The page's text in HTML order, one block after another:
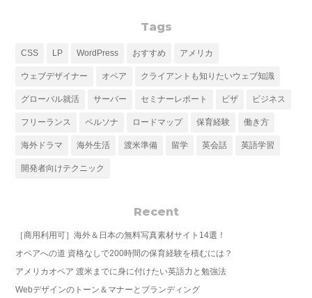
Tags
CSS LP WordPress おすすめ アメリカ
ウェブデザイナー オペア クライアントも知りたいウェブ知識
グローバル就活 サーバー セミナーレポート ビザ ビジネス
フリーランス ペルソナ ロードマップ 保育経験 働き方
海外ドラマ 海外生活 渡米準備 留学 英会話 英語学習
開発者向けテクニック
Recent
［商用利用可］海外＆日本の無料写真素材サイト14選！
オペアへの道 資格なしで200時間の保育経験を積むには？
アメリカオペア 渡米までに身に付けたい英語力と勉強法
Webデザインのトーン＆マナーとブランディング